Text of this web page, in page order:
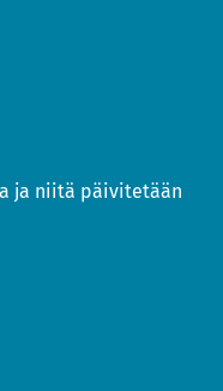
ja niitä päivitetään